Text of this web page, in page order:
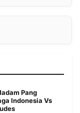
Pang
Indonesia Vs